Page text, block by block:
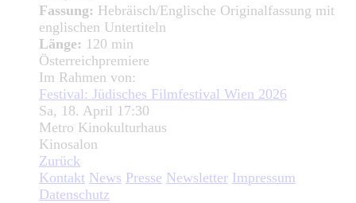
Fassung: Hebräisch/Englische Originalfassung mit
englischen Untertiteln
Länge: 120 min
Österreichpremiere
Im Rahmen von:
Festival: Jüdisches Filmfestival Wien 2026
Sa, 18. April 17:30
Metro Kinokulturhaus
Kinosalon
Zurück
Kontakt News Presse Newsletter Impressum
Datenschutz